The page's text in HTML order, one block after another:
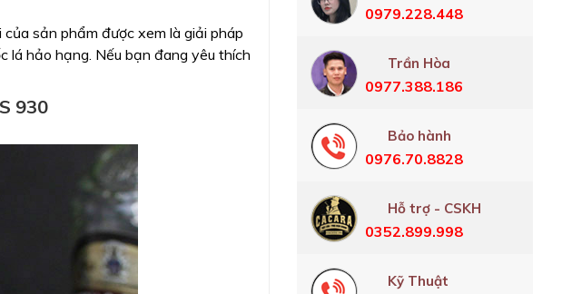
sản phẩm được xem là giải pháp
lá hảo hạng. Nếu bạn đang yêu thích
930
0979.228.448
Trần Hòa
0977.388.186
Bảo hành
0976.70.8828
Hỗ trợ - CSKH
0352.899.998
Kỹ Thuật